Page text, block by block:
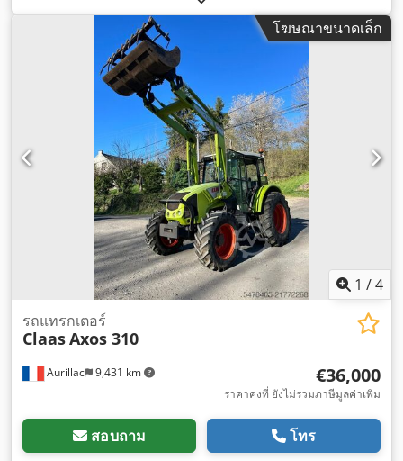
โฆษณาขนาดเล็ก
1 /4
Aurillac 9,431 km
รถแทรกเตอร์
ClaasAxos 310
€36,000
ราคาคงที่ ยังไม่รวมภาษีมูลค่าเพิ่ม
สอบถาม โทร